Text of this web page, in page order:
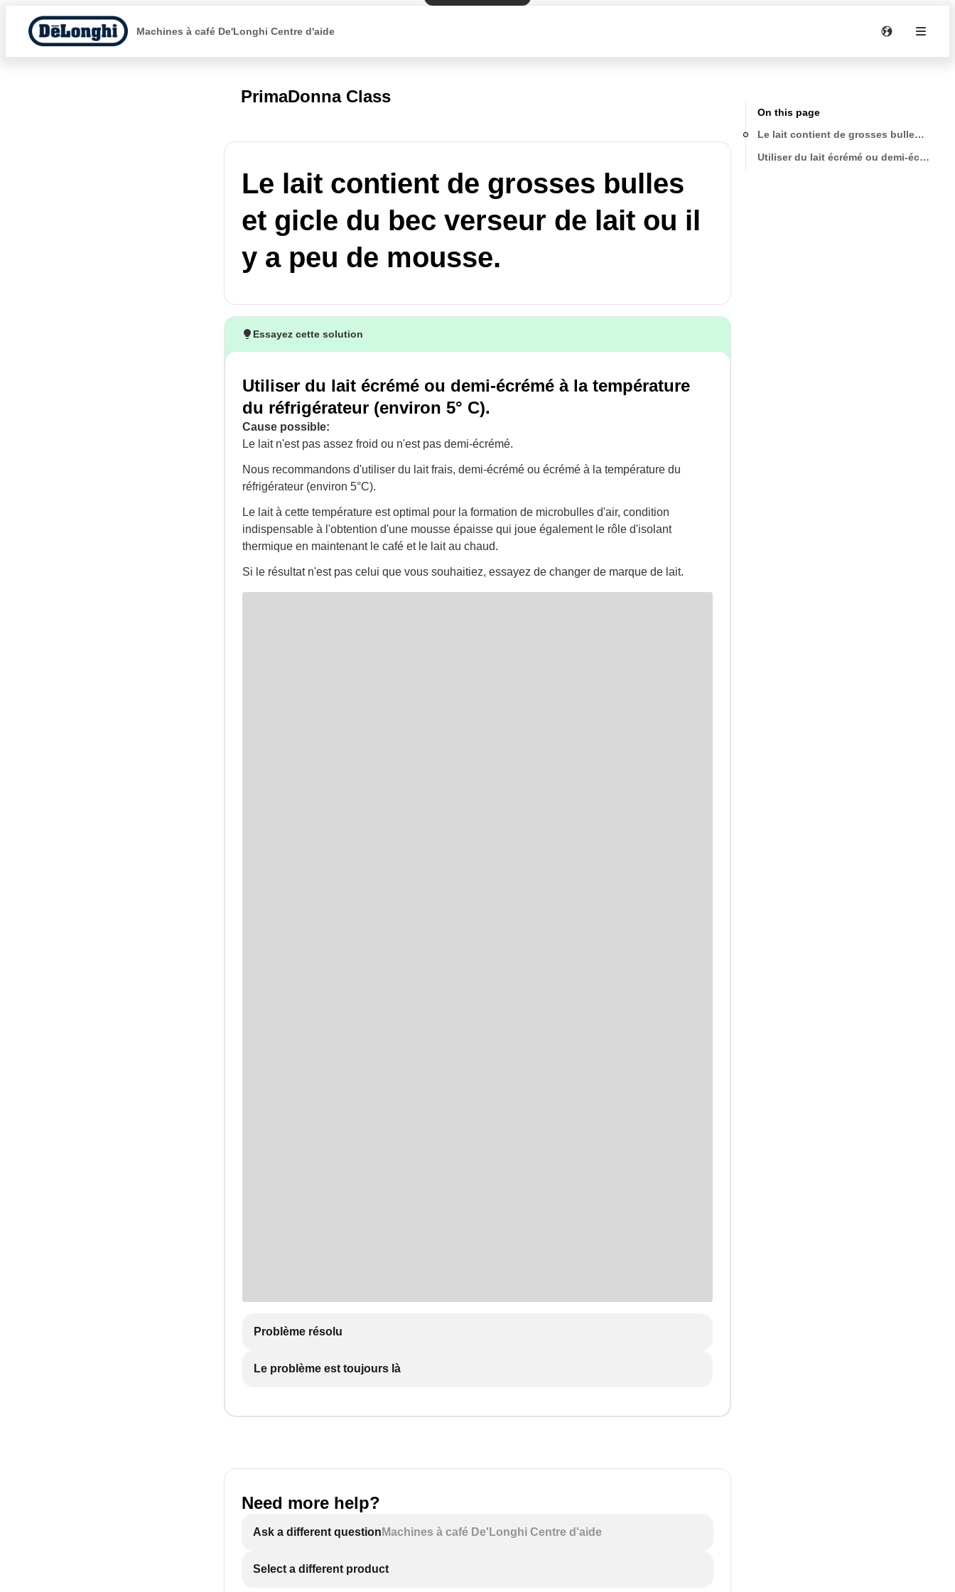
Machines à café De'Longhi Centre d'aide
PrimaDonna Class
Le lait contient de grosses bulles
et gicle du bec verseur de lait ou il
y a peu de mousse.
Essayez cette solution
Utiliser du lait écrémé ou demi-écrémé à la température
du réfrigérateur (environ 5° C).
Cause possible:
Le lait n'est pas assez froid ou n'est pas demi-écrémé.
Nous recommandons d'utiliser du lait frais, demi-écrémé ou écrémé à la température du
réfrigérateur (environ 5°C).
Le lait à cette température est optimal pour la formation de microbulles d'air, condition
indispensable à l'obtention d'une mousse épaisse qui joue également le rôle d'isolant
thermique en maintenant le café et le lait au chaud.
Si le résultat n'est pas celui que vous souhaitiez, essayez de changer de marque de lait.
Problème résolu
Le problème est toujours là
Need more help?
Ask a different question Machines à café De'Longhi Centre d'aide
Select a different product
On this page
Le lait contient de grosses bulles et
Utiliser du lait écrémé ou demi-écrémé